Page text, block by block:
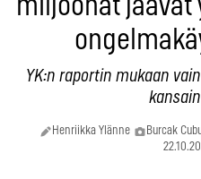
miljoonat jäävät
YK:n raportin mukaan
Henriikka Ylänne
Burcak